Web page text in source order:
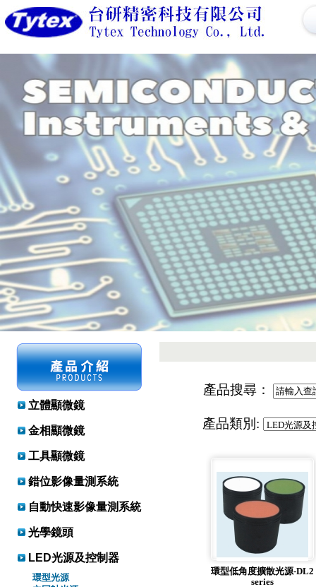
立體顯微鏡
金相顯微鏡
工具顯微鏡
錯位影像量測系統
自動快速影像量測系統
光學鏡頭
LED光源及控制器
環型光源
產品搜尋：
產品類別:
環型低角度擴散光源-DL2
series